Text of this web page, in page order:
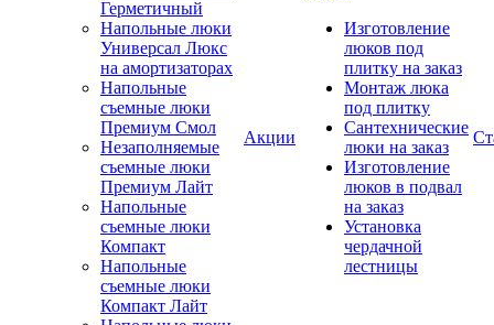
Герметичный
Напольные люки
Универсал Люкс
на амортизаторах
Напольные
съемные люки
Премиум Смол
Незаполняемые
съемные люки
Премиум Лайт
Напольные
съемные люки
Компакт
Напольные
съемные люки
Компакт Лайт
Акции
Изготовление
люков под
плитку на заказ
Монтаж люка
под плитку
Сантехнические
люки на заказ
Изготовление
люков в подвал
на заказ
Установка
чердачной
лестницы